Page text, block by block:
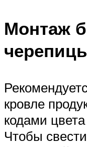
Монтаж
кровле
кодами
Чтобы